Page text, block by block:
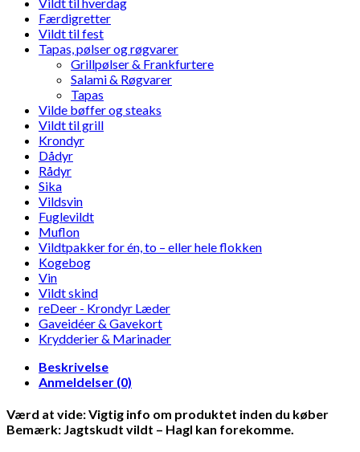
Færdigretter
Vildt til fest
Tapas, pølser og røgvarer
Grillpølser & Frankfurtere
Salami & Røgvarer
Tapas
Vilde bøffer og steaks
Vildt til grill
Krondyr
Dådyr
Rådyr
Sika
Vildsvin
Fuglevildt
Muflon
Vildtpakker for én, to – eller hele flokken
Kogebog
Vin
Vildt skind
reDeer - Krondyr Læder
Gaveidéer & Gavekort
Krydderier & Marinader
Beskrivelse
Anmeldelser (0)
Værd at vide: Vigtig info om produktet inden du køber
Bemærk: Jagtskudt vildt – Hagl kan forekomme.